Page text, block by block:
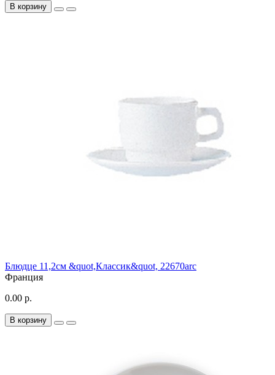
В корзину
Блюдце 11,2см &quot,Классик&quot, 22670arc
Франция
0.00 р.
В корзину